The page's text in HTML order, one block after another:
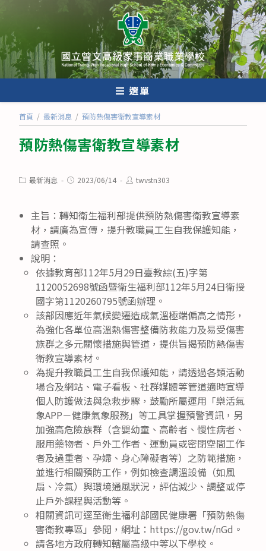
轉
至
主
要
內
選單
首頁 / 最新消息 / 預防熱傷害衛教宣導素材
預防熱傷害衛教宣導素材
Post最新消息
Post2023/06/14
Posttwvstn303
主旨：轉知衛生福利部提供預防熱傷害衛教宣導素
材，請廣為宣傳，提升教職員工生自我保護知能，
請查照。
說明：
依據教育部112年5月29日臺教綜(五)字第
1120052698號函暨衛生福利部112年5月24日衛授
國字第1120260795號函辦理。
該部因應近年氣候變遷造成氣溫極端偏高之情形，
為強化各單位高溫熱傷害整備防救能力及易受傷害
族群之多元關懷措施與管道，提供旨揭預防熱傷害
衛教宣導素材。
為提升教職員工生自我保護知能，請透過各類活動
場合及網站、電子看板、社群媒體等管道適時宣導
個人防護做法與急救步驟，鼓勵所屬運用「樂活氣
象APP－健康氣象服務」等工具掌握預警資訊，另
加強高危險族群（含嬰幼童、高齡者、慢性病者、
服用藥物者、戶外工作者、運動員或密閉空間工作
者及過重者、孕婦、身心障礙者等）之防範措施，
並進行相關預防工作，例如檢查調溫設備（如風
扇、冷氣）與環境通風狀況，評估減少、調整或停
止戶外課程與活動等。
相關資訊可逕至衛生福利部國民健康署「預防熱傷
害衛教專區」參閱，網址：https://gov.tw/nGd。
請各地方政府轉知轄屬高級中等以下學校。